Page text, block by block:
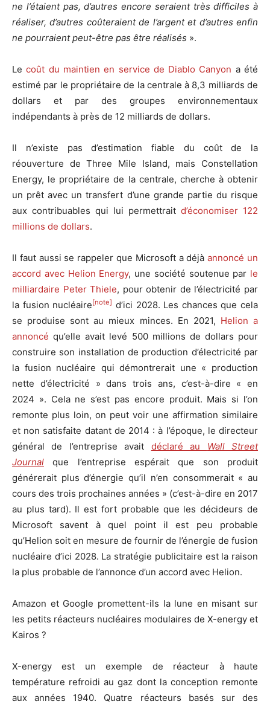
ne l’étaient pas, d’autres encore seraient très difficiles à
réaliser, d’autres coûteraient de l’argent et d’autres enfin
ne pourraient peut-être pas être réalisés ».
Lecoût du maintien en service de Diablo Canyon a été
estimé par le propriétaire de la centrale à 8,3 milliards de
dollars et par des groupes environnementaux
indépendants à près de 12 milliards de dollars.
Il n’existe pas d’estimation fiable du coût de la
réouverture de Three Mile Island, mais Constellation
Energy, le propriétaire de la centrale, cherche à obtenir
un prêt avec un transfert d’une grande partie du risque
aux contribuables qui lui permettrait d’économiser 122
millions de dollars.
Il faut aussi se rappeler que Microsoft a déjàannoncé un
accord avec Helion Energy, une société soutenue par le
milliardaire Peter Thiele, pour obtenir de l’électricité par
la fusion nucléaire[note] d’ici 2028. Les chances que cela
se produise sont au mieux minces. En 2021, Helion a
annoncé qu’elle avait levé 500 millions de dollars pour
construire son installation de production d’électricité par
la fusion nucléaire qui démontrerait une « production
nette d’électricité » dans trois ans, c’est-à-dire « en
2024 ». Cela ne s’est pas encore produit. Mais si l’on
remonte plus loin, on peut voir une affirmation similaire
et non satisfaite datant de 2014 : à l’époque, le directeur
général de l’entreprise avait déclaré au Wall Street
Journal que l’entreprise espérait que son produit
générerait plus d’énergie qu’il n’en consommerait « au
cours des trois prochaines années » (c’est-à-dire en 2017
au plus tard). Il est fort probable que les décideurs de
Microsoft savent à quel point il est peu probable
qu’Helion soit en mesure de fournir de l’énergie de fusion
nucléaire d’ici 2028. La stratégie publicitaire est la raison
la plus probable de l’annonce d’un accord avec Helion.
Amazon et Google promettent-ils la lune en misant sur
les petits réacteurs nucléaires modulaires de X-energy et
Kairos ?
X-energy est un exemple de réacteur à haute
température refroidi au gaz dont la conception remonte
aux années 1940. Quatre réacteurs basés sur des